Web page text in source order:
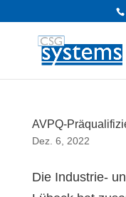
AVPQ-
Dez. 6, 2022
Die Industrie-